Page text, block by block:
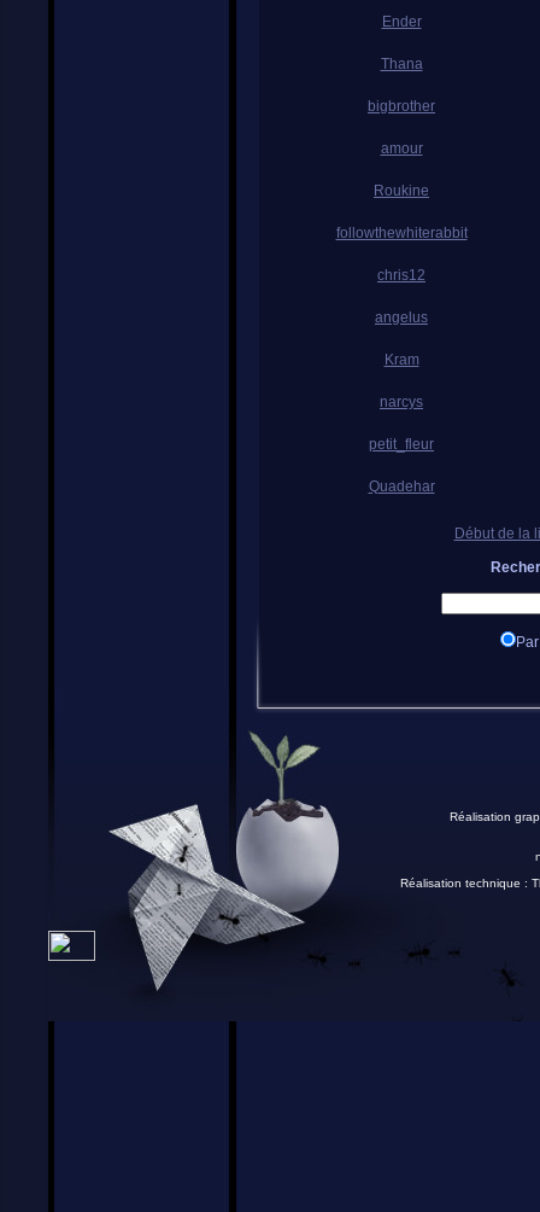
Ender
Thana
bigbrother
amour
Roukine
followthewhiterabbit
chris12
angelus
Kram
narcys
petit_fleur
Quadehar
Début de la
Réalisation
Réalisation technique :